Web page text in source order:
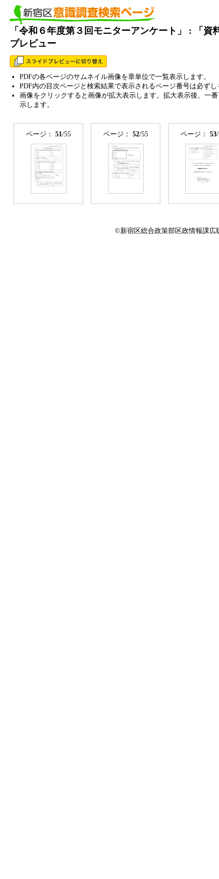
「令和６年度第３回モニターアンケート」 : 「
プレビュー
PDFの各ページのサムネイル画像を章単位で一覧表示します。
PDF内の目次ページと検索結果で表示されるページ番号は必ず
画像をクリックすると画像が拡大表示します。拡大表示後、一
示します。
ページ： 51/55 ページ： 52/55 ページ： 53
©新宿区総合政策部区政情報課